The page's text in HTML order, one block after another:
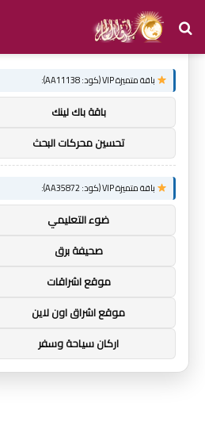
بحث
عن
توصيات :
باقة متميزة VIP (كود: AA11138):
باقة باك لينك
تحسين محركات البحث
باقة متميزة VIP (كود: AA35872):
ضوء التعليمي
صحيفة برق
موقع اشراقات
موقع اشراق اون لاين
اركان سياحة وسفر